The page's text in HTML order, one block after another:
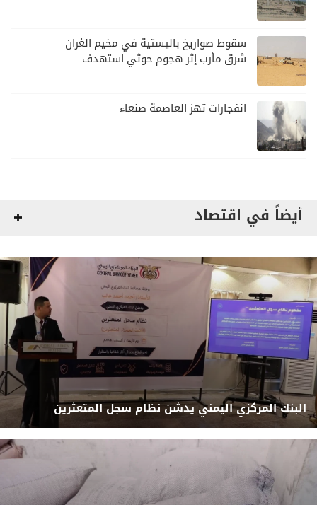
سقوط صواريخ باليستية في مخيم الغران
شرق مأرب إثر هجوم حوثي استهدف
انفجارات تهز العاصمة صنعاء
أيضاً في اقتصاد
البنك المركزي اليمني يدشن نظام سجل المتعثرين